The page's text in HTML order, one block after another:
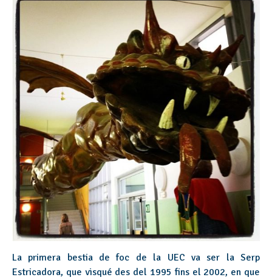
La primera bestia de foc de la UEC va ser la Serp
Estricadora, que visqué des del 1995 fins el 2002, en que